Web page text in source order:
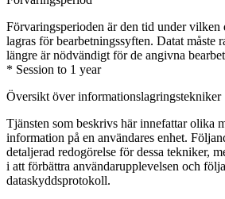
Förvaringsperioden är den tid under vilken
lagras för bearbetningssyften. Datat måste
längre är nödvändigt för de angivna
* Session to 1 year
Översikt över informationslagringstekniker
Tjänsten som beskrivs här innefattar olika
information på en användares enhet.
detaljerad redogörelse för dessa tekniker,
i att förbättra användarupplevelsen och
dataskyddsprotokoll.